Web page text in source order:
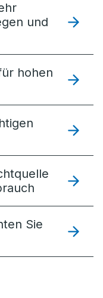
und
hohen
Sie